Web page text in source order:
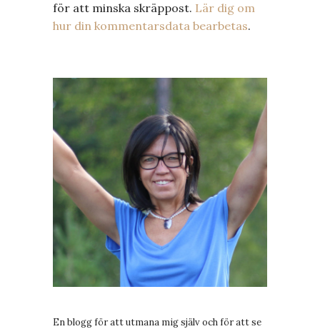
för att minska skräppost. Lär dig om
hur din kommentarsdata bearbetas.
En blogg för att utmana mig själv och för att se